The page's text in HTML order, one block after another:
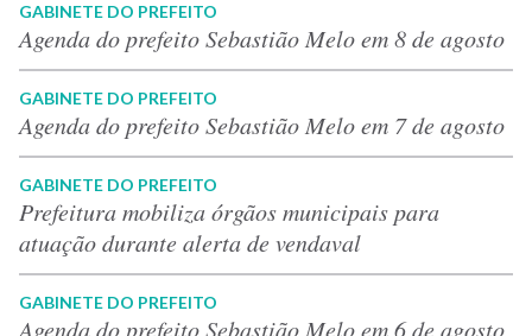
GABINETE DO PREFEITO
Agenda do prefeito Sebastião Melo em 8 de agosto
GABINETE DO PREFEITO
Agenda do prefeito Sebastião Melo em 7 de agosto
GABINETE DO PREFEITO
Prefeitura mobiliza órgãos municipais para
atuação durante alerta de vendaval
GABINETE DO PREFEITO
Agenda do prefeito Sebastião Melo em 6 de agosto